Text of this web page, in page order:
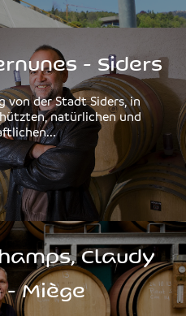
- Siders
von der Stadt Siders, in
natürlichen und
Claudy
- Miège